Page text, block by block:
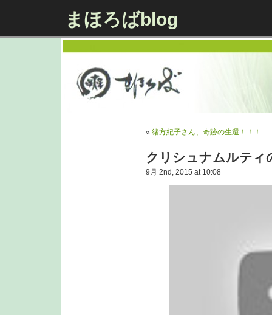
まほろばblog
« 緒方紀子さん、奇跡の生還！！！
クリシュナムルティ
9月 2nd, 2015 at 10:08